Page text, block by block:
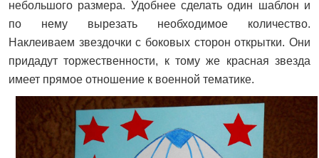
небольшого размера. Удобнее сделать один шаблон и
по нему вырезать необходимое количество.
Наклеиваем звездочки с боковых сторон открытки. Они
придадут торжественности, к тому же красная звезда
имеет прямое отношение к военной тематике.